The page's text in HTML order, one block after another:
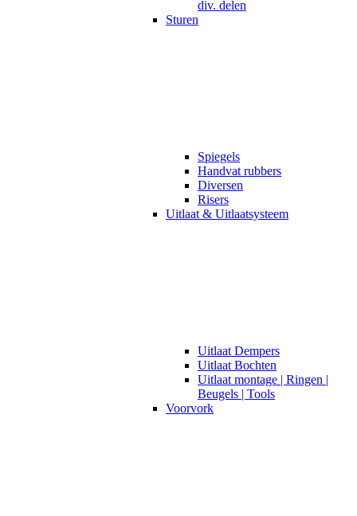
div. delen
Sturen
Spiegels
Handvat rubbers
Diversen
Risers
Uitlaat & Uitlaatsysteem
Uitlaat Dempers
Uitlaat Bochten
Uitlaat montage | Ringen |
Beugels | Tools
Voorvork